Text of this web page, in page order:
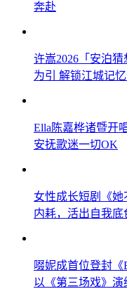
奔赴
许嵩2026「安泊
为引 解锁江城记忆
Ella陈嘉桦诸暨开
安抚歌迷一切OK
女性成长短剧《她
内耗，活出自我底
啜妮成首位登封
以《第三场戏》演